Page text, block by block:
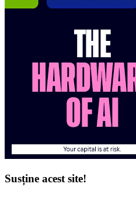
Susține acest site!